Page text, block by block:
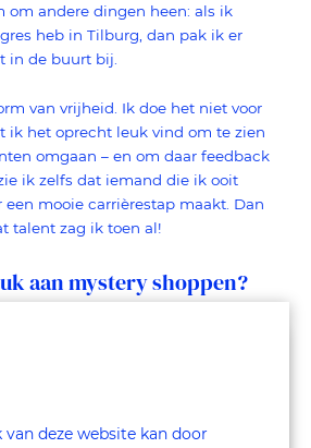
om andere dingen heen: als ik
heb in Tilburg, dan pak ik er
in de buurt bij.
van vrijheid. Ik doe het niet voor
ik het oprecht leuk vind om te zien
omgaan – en om daar feedback
ik zelfs dat iemand die ik ooit
een mooie carrièrestap maakt. Dan
talent zag ik toen al!
aan mystery shoppen?
de andere keer een beddenwinkel
draait om klantbeleving – en ik
hoe medewerkers reageren,
en hoe ze met een klant omgaan.
deze website kan door